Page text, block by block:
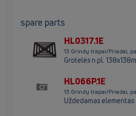
spare parts
HL0317.1E
13 Grindų trapai/Priedai,
Grotelės n.pl.
HL066P.1E
13 Grindų trapai/Priedai,
Uždedamas